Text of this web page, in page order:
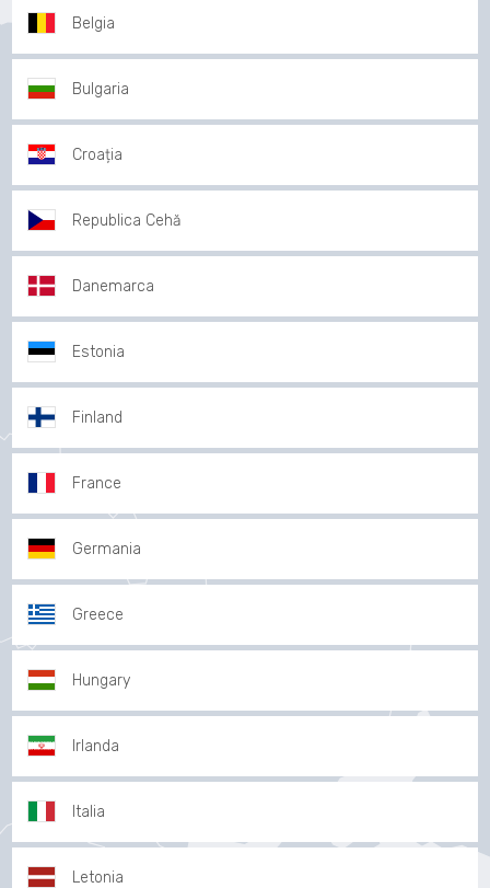
Belgia
Bulgaria
Croația
Republica Cehă
Danemarca
Estonia
Finland
France
Germania
Greece
Hungary
Irlanda
Italia
Letonia